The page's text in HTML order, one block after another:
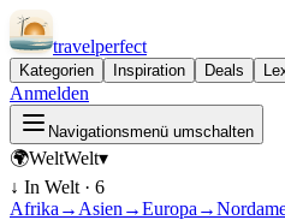
travelperfect
Kategorien Inspiration Deals
Anmelden
Navigationsmenü umschalten
🌍WeltWelt▾
↓ In Welt · 6
Afrika → Asien →Europa →